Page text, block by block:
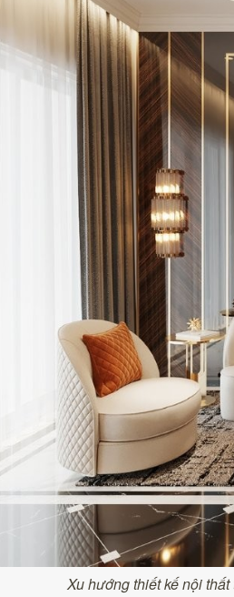
Xu hướng thiết kế nội